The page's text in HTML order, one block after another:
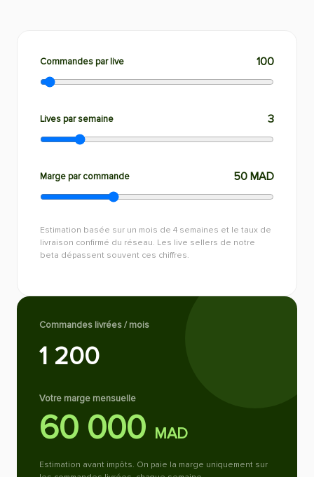
Commandes par live 100
Lives par semaine 3
Marge par commande 50 MAD
Estimation basée sur un mois de 4 semaines et le taux de
livraison confirmé du réseau. Les live sellers de notre
beta dépassent souvent ces chiffres.
Commandes livrées / mois
1 200
Votre marge mensuelle
60 000 MAD
Estimation avant impôts. On paie la marge uniquement sur